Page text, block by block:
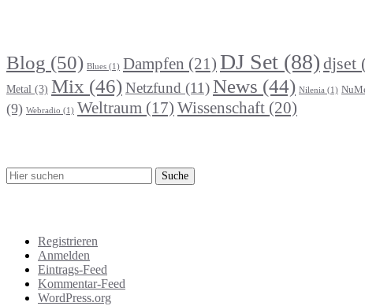
Blog (50) Blues (1) Dampfen (21) DJ Set (88) djset
Metal (3) Mix (46)Netzfund (11)News (44) Nilenia (1)
(9) Webradio (1) Weltraum (17) Wissenschaft (20)
Registrieren
Anmelden
Eintrags-Feed
Kommentar-Feed
WordPress.org